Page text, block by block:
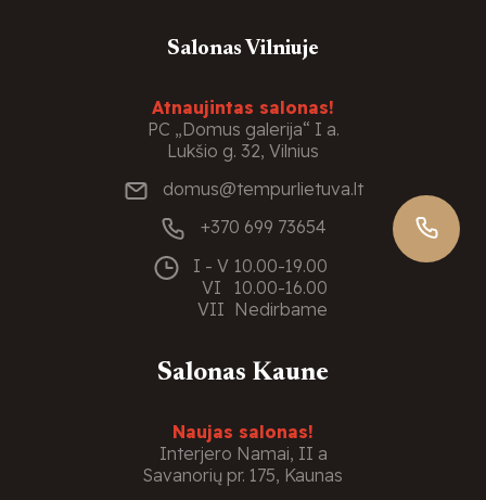
Salonas Vilniuje
Atnaujintas salonas!
PC „Domus galerija“ I a.
Lukšio g. 32, Vilnius
domus@tempurlietuva.lt
+370 699 73654
I - V 10.00-19.00
VI
10.00-16.00
VII Nedirbame
Salonas Kaune
Naujas salonas!
Interjero Namai, II a
Savanorių pr. 175, Kaunas